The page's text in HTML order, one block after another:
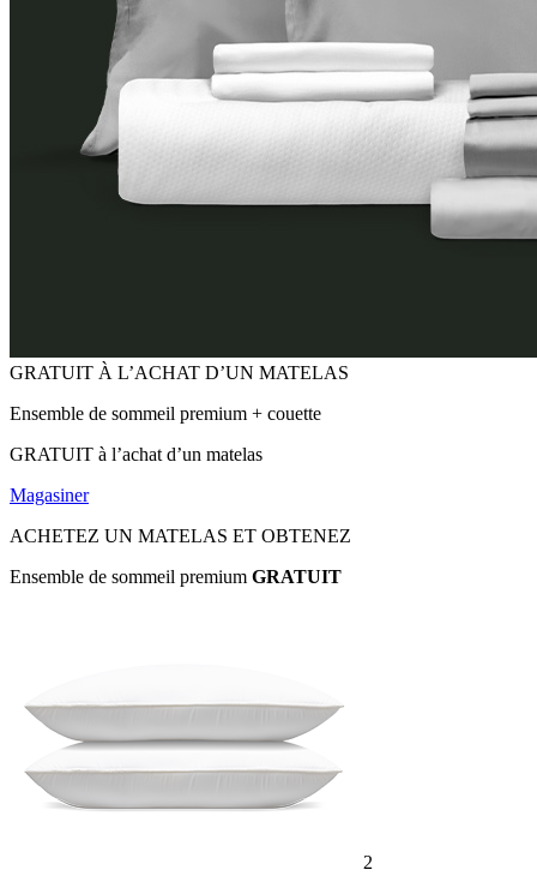
Ensemble de sommeil premium + couette
GRATUIT à l’achat d’un matelas
Magasiner
ACHETEZ UN MATELAS ET OBTENEZ
Ensemble de sommeil premium GRATUIT
2